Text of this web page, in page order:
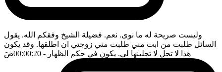
وليست صريحة له ما نوى. نعم. فضيلة الشيخ وفقكم الله. يقول
السائل طلبت من ابت مني طلبت مني زوجتي ان اطلقها. وقد يكون
هذا لا تحل لا تحلينها لي. يكون في حكم الظهار - 00:00:20 ضَ